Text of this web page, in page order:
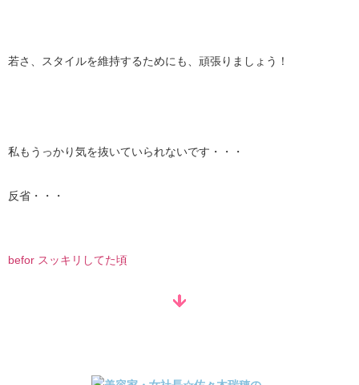
若さ、スタイルを維持するためにも、頑張りましょう！
私もうっかり気を抜いていられないです・・・
反省・・・
befor スッキリしてた頃